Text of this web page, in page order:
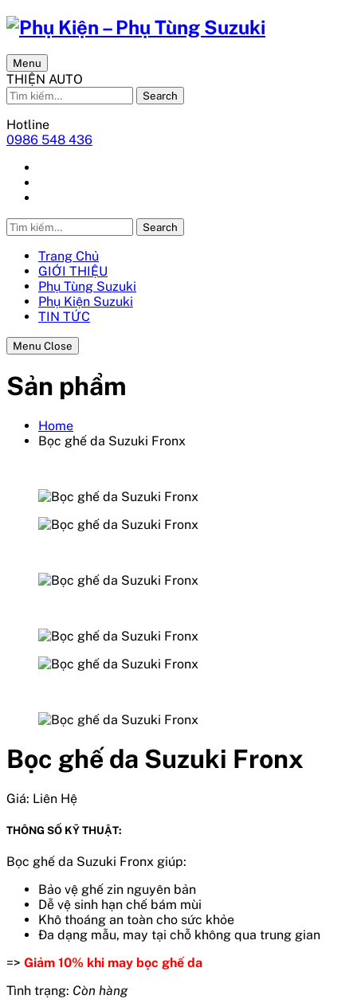
Menu
THIỆN AUTO
Search
Hotline
0986 548 436
Search
Trang Chủ
GIỚI THIỆU
Phụ Tùng Suzuki
Phụ Kiện Suzuki
TIN TỨC
Menu Close
Sản phẩm
Home
Bọc ghế da Suzuki Fronx
Bọc ghế da Suzuki Fronx
Giá: Liên Hệ
THÔNG SỐ KỸ THUẬT:
Bọc ghế da Suzuki Fronx giúp:
Bảo vệ ghế zin nguyên bản
Dễ vệ sinh hạn chế bám mùi
Khô thoáng an toàn cho sức khỏe
Đa dạng mẫu, may tại chỗ không qua trung gian
=> Giảm 10% khi may bọc ghế da
Tình trạng: Còn hàng